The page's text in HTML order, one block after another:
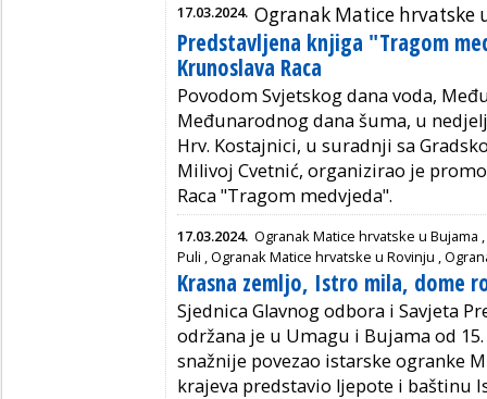
17.03.2024. Ogranak Matice hrvatske
Predstavljena knjiga "Tragom
Krunoslava Raca
Povodom Svjetskog dana voda,
Međunarodnog dana šuma, u
Hrv. Kostajnici, u suradnji sa
Milivoj Cvetnić, organizirao je
Raca "Tragom medvjeda".
17.03.2024. Ogranak Matice hrvatske u Bujama
Puli ,Ogranak Matice hrvatske u Rovinju ,
Krasna zemljo, Istro mila, dome
Sjednica Glavnog odbora i Savjeta
održana je u Umagu i Bujama od
snažnije povezao istarske ogranke
krajeva predstavio ljepote i baštinu